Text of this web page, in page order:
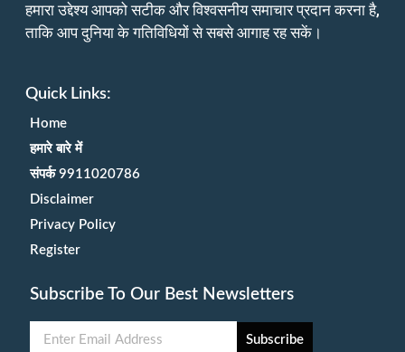
हमारा उद्देश्य आपको सटीक और विश्वसनीय समाचार प्रदान करना है,
ताकि आप दुनिया के गतिविधियों से सबसे आगाह रह सकें।
Quick Links:
Home
हमारे बारे में
संपर्क 9911020786
Disclaimer
Privacy Policy
Register
Subscribe To Our Best Newsletters
Subscribe